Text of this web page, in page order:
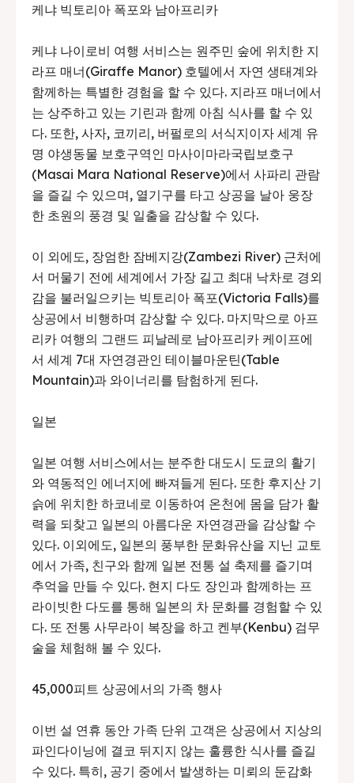
케냐 빅토리아 폭포와 남아프리카
케냐 나이로비 여행 서비스는 원주민 숲에 위치한 지
라프 매너(Giraffe Manor) 호텔에서 자연 생태계와
함께하는 특별한 경험을 할 수 있다. 지라프 매너에서
는 상주하고 있는 기린과 함께 아침 식사를 할 수 있
다. 또한, 사자, 코끼리, 버펄로의 서식지이자 세계 유
명 야생동물 보호구역인 마사이마라국립보호구
(Masai Mara National Reserve)에서 사파리 관람
을 즐길 수 있으며, 열기구를 타고 상공을 날아 웅장
한 초원의 풍경 및 일출을 감상할 수 있다.
이 외에도, 장엄한 잠베지강(Zambezi River) 근처에
서 머물기 전에 세계에서 가장 길고 최대 낙차로 경외
감을 불러일으키는 빅토리아 폭포(Victoria Falls)를
상공에서 비행하며 감상할 수 있다. 마지막으로 아프
리카 여행의 그랜드 피날레로 남아프리카 케이프에
서 세계 7대 자연경관인 테이블마운틴(Table
Mountain)과 와이너리를 탐험하게 된다.
일본
일본 여행 서비스에서는 분주한 대도시 도쿄의 활기
와 역동적인 에너지에 빠져들게 된다. 또한 후지산 기
슭에 위치한 하코네로 이동하여 온천에 몸을 담가 활
력을 되찾고 일본의 아름다운 자연경관을 감상할 수
있다. 이외에도, 일본의 풍부한 문화유산을 지닌 교토
에서 가족, 친구와 함께 일본 전통 설 축제를 즐기며
추억을 만들 수 있다. 현지 다도 장인과 함께하는 프
라이빗한 다도를 통해 일본의 차 문화를 경험할 수 있
다. 또 전통 사무라이 복장을 하고 켄부(Kenbu) 검무
술을 체험해 볼 수 있다.
45,000피트 상공에서의 가족 행사
이번 설 연휴 동안 가족 단위 고객은 상공에서 지상의
파인다이닝에 결코 뒤지지 않는 훌륭한 식사를 즐길
수 있다. 특히, 공기 중에서 발생하는 미뢰의 둔감화